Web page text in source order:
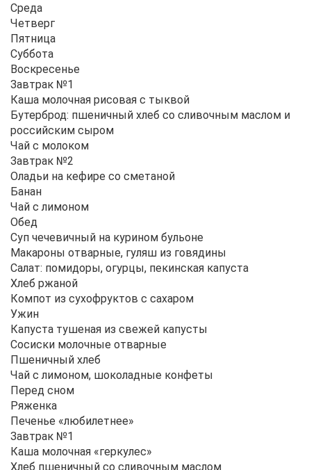
Среда
Четверг
Пятница
Суббота
Воскресенье
Завтрак №1
Каша молочная рисовая с тыквой
Бутерброд: пшеничный хлеб со сливочным маслом и
российским сыром
Чай с молоком
Завтрак №2
Оладьи на кефире со сметаной
Банан
Чай с лимоном
Обед
Суп чечевичный на курином бульоне
Макароны отварные, гуляш из говядины
Салат: помидоры, огурцы, пекинская капуста
Хлеб ржаной
Компот из сухофруктов с сахаром
Ужин
Капуста тушеная из свежей капусты
Сосиски молочные отварные
Пшеничный хлеб
Чай с лимоном, шоколадные конфеты
Перед сном
Ряженка
Печенье «любилетнее»
Завтрак №1
Каша молочная «геркулес»
Хлеб пшеничный со сливочным маслом